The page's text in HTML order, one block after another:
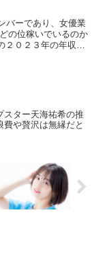
バーであり、女優業
の位稼いでいるのか
２０２３年の年収に
スター天海祐希の推
費や贅沢は無縁だと